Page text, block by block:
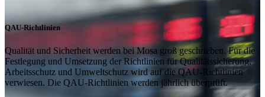
QAU-Richtlinien
Qualität und Sicherheit werden bei Mosa groß geschrieben. Für die
Festlegung und Umsetzung der Richtlinien für Qualitätssicherung,
Arbeitsschutz und Umweltschutz wird auf die QAU-Richtlinien
verwiesen. Die QAU-Richtlinien werden jährlich überprüft.